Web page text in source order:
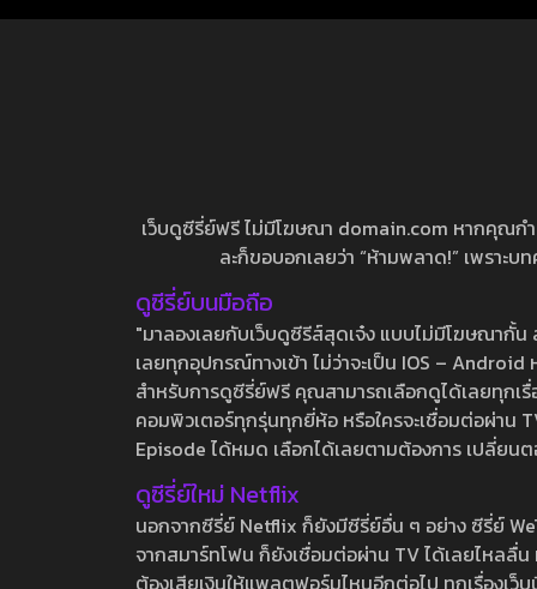
เว็บดูซีรี่ย์ฟรี ไม่มีโฆษณา domain.com หากคุณก
ละก็ขอบอกเลยว่า “ห้ามพลาด!” เพราะ
ดูซีรี่ย์บนมือถือ
"มาลองเลยกับเว็บดูซีรีส์สุดเจ๋ง แบบไม่มีโฆษณากั้
เลยทุกอุปกรณ์ทางเข้า ไม่ว่าจะเป็น IOS –
สำหรับการดูซีรี่ย์ฟรี คุณสามารถเลือกดูได้เลยทุกเ
คอมพิวเตอร์ทุกรุ่นทุกยี่ห้อ หรือใครจะเชื่อมต่อผ่าน
Episode ได้หมด เลือกได้เลยตามต้องการ เปลี่ยน
ดูซีรี่ย์ใหม่ Netflix
นอกจากซีรี่ย์ Netflix ก็ยังมีซีรี่ย์อื่น ๆ อย่าง ซีรี่ย์
จากสมาร์ทโฟน ก็ยังเชื่อมต่อผ่าน TV ได้เลยไหลลื่